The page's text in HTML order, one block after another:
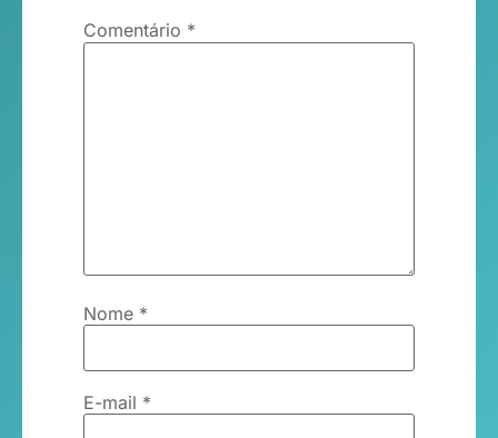
Comentário *
Nome *
E-mail *